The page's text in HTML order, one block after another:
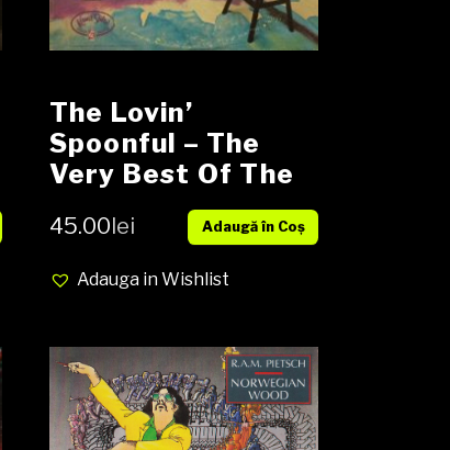
The Lovin’
Spoonful – The
Very Best Of The
Lovin’ Spoonful
Vinyl, LP,
Compilation media
EX cover EX
45.00lei Adaugă în Coș
Adauga in Wishlist